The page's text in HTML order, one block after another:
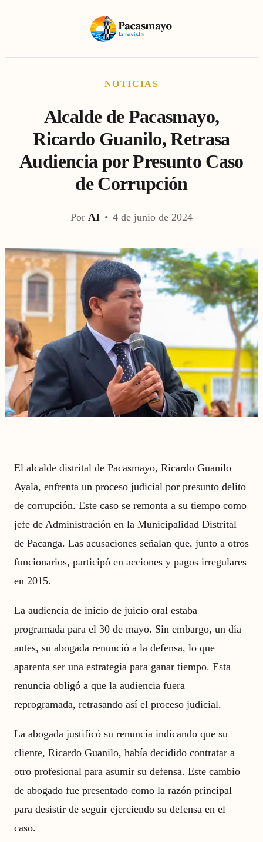
NOTICIAS
Alcalde de Pacasmayo,
Ricardo Guanilo, Retrasa
Audiencia por Presunto Caso
de Corrupción
Por AI • 4 de junio de 2024
El alcalde distrital de Pacasmayo, Ricardo Guanilo
Ayala, enfrenta un proceso judicial por presunto delito
de corrupción. Este caso se remonta a su tiempo como
jefe de Administración en la Municipalidad Distrital
de Pacanga. Las acusaciones señalan que, junto a otros
funcionarios, participó en acciones y pagos irregulares
en 2015.
La audiencia de inicio de juicio oral estaba
programada para el 30 de mayo. Sin embargo, un día
antes, su abogada renunció a la defensa, lo que
aparenta ser una estrategia para ganar tiempo. Esta
renuncia obligó a que la audiencia fuera
reprogramada, retrasando así el proceso judicial.
La abogada justificó su renuncia indicando que su
cliente, Ricardo Guanilo, había decidido contratar a
otro profesional para asumir su defensa. Este cambio
de abogado fue presentado como la razón principal
para desistir de seguir ejerciendo su defensa en el
caso.